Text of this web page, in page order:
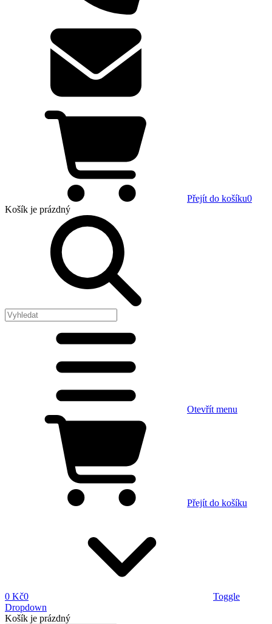
Přejít do košíku0
Košík je prázdný
Otevřít menu
Přejít do košíku
0 Kč0
Toggle
Dropdown
Košík je prázdný